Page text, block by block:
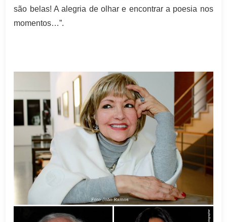
são belas! A alegria de olhar e encontrar a poesia nos
momentos…”.